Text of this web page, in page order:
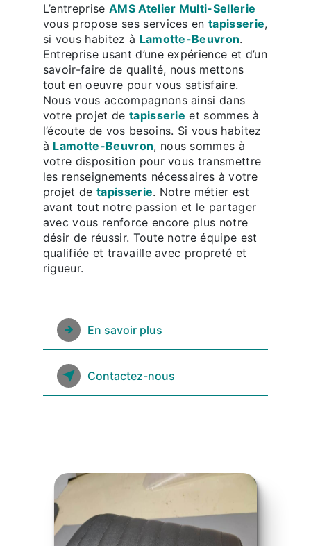
L’entreprise AMS Atelier Multi-Sellerie
vous propose ses services entapisserie,
si vous habitez à Lamotte-Beuvron.
Entreprise usant d’une expérience et d’un
savoir-faire de qualité, nous mettons
tout en oeuvre pour vous satisfaire.
Nous vous accompagnons ainsi dans
votre projet de tapisserie et sommes à
l’écoute de vos besoins. Si vous habitez
à Lamotte-Beuvron, nous sommes à
votre disposition pour vous transmettre
les renseignements nécessaires à votre
projet de tapisserie. Notre métier est
avant tout notre passion et le partager
avec vous renforce encore plus notre
désir de réussir. Toute notre équipe est
qualifiée et travaille avec propreté et
rigueur.
En savoir plus
Contactez-nous